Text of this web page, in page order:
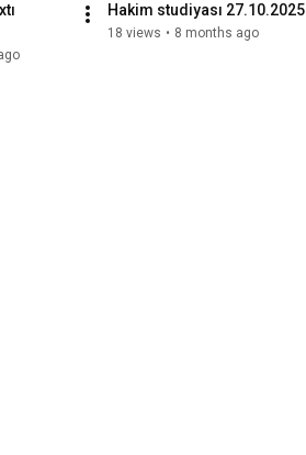
Hakim studiyası 27.10.2025
18 views • 8 months ago